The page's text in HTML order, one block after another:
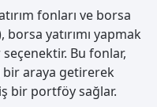
fonları ve borsa
yatırımı yapmak
Bu fonlar,
bir araya getirerek
bir portföy sağlar.